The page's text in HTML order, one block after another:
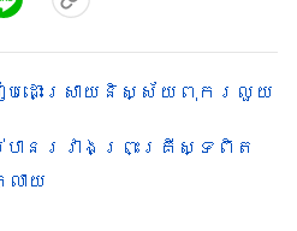
ញុំឆ្ងល់ថា៖ តើពួកជំនុំនេះ
ៀត ខ្ញុំបានឃើញឃ្លាថា៖
រទាំងគោះ ប្រសិនបើ
ះ រួចបរិភោគជាមួយ
ដោះស្រាយនិស្ស័យពុករលួយ
បានរវាងព្រះគ្រីស្ទពិត
ាយ